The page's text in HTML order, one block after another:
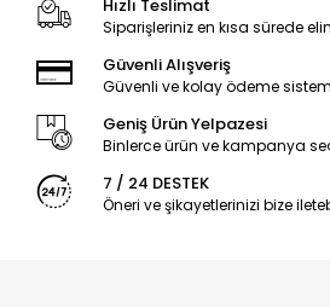
Hızlı Teslimat
Siparişleriniz en kısa sürede
Güvenli Alışveriş
Güvenli ve kolay ödeme
Geniş Ürün Yelpazesi
Binlerce ürün ve kampanya
7 / 24 DESTEK
Öneri ve şikayetlerinizi bize